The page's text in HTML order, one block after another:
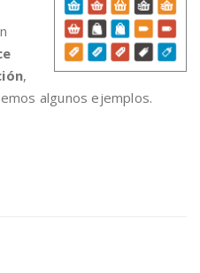
,
algunos ejemplos.